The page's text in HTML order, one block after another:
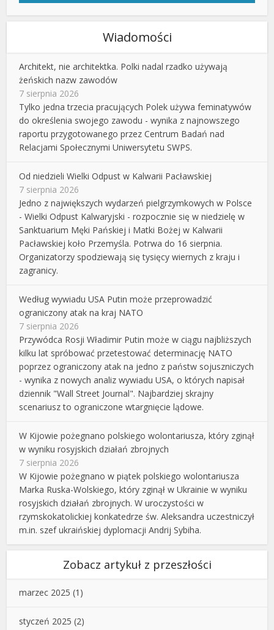
Wiadomości
Architekt, nie architektka. Polki nadal rzadko używają
żeńskich nazw zawodów
7 sierpnia 2026
Tylko jedna trzecia pracujących Polek używa feminatywów
do określenia swojego zawodu - wynika z najnowszego
raportu przygotowanego przez Centrum Badań nad
Relacjami Społecznymi Uniwersytetu SWPS.
Od niedzieli Wielki Odpust w Kalwarii Pacławskiej
7 sierpnia 2026
Jedno z największych wydarzeń pielgrzymkowych w Polsce
- Wielki Odpust Kalwaryjski - rozpocznie się w niedzielę w
Sanktuarium Męki Pańskiej i Matki Bożej w Kalwarii
Pacławskiej koło Przemyśla. Potrwa do 16 sierpnia.
Organizatorzy spodziewają się tysięcy wiernych z kraju i
zagranicy.
Według wywiadu USA Putin może przeprowadzić
ograniczony atak na kraj NATO
7 sierpnia 2026
Przywódca Rosji Władimir Putin może w ciągu najbliższych
kilku lat spróbować przetestować determinację NATO
poprzez ograniczony atak na jedno z państw sojuszniczych
- wynika z nowych analiz wywiadu USA, o których napisał
dziennik "Wall Street Journal". Najbardziej skrajny
scenariusz to ograniczone wtargnięcie lądowe.
W Kijowie pożegnano polskiego wolontariusza, który zginął
w wyniku rosyjskich działań zbrojnych
7 sierpnia 2026
W Kijowie pożegnano w piątek polskiego wolontariusza
Marka Ruska-Wolskiego, który zginął w Ukrainie w wyniku
rosyjskich działań zbrojnych. W uroczystości w
rzymskokatolickiej konkatedrze św. Aleksandra uczestniczył
m.in. szef ukraińskiej dyplomacji Andrij Sybiha.
Zobacz artykuł z przeszłości
marzec 2025 (1)
styczeń 2025 (2)